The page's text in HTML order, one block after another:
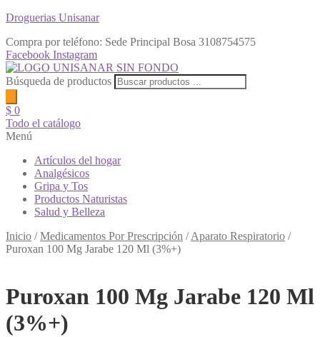
Droguerias Unisanar
Compra por teléfono: Sede Principal Bosa 3108754575
Facebook Instagram
Búsqueda de productos
$ 0
Todo el catálogo
Menú
Artículos del hogar
Analgésicos
Gripa y Tos
Productos Naturistas
Salud y Belleza
Inicio /Medicamentos Por Prescripción /Aparato Respiratorio /
Puroxan 100 Mg Jarabe 120 Ml (3%+)
Puroxan 100 Mg Jarabe 120 Ml
(3%+)